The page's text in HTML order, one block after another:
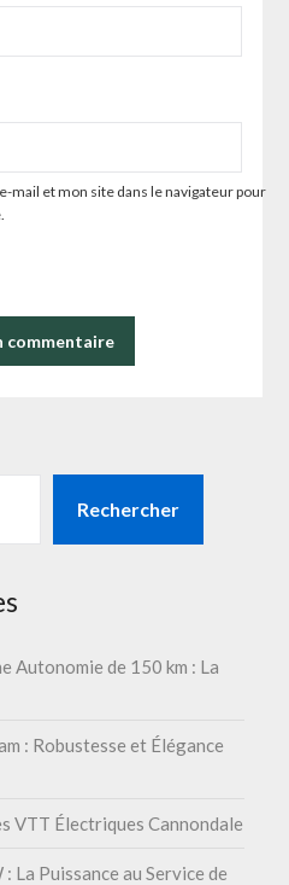
mail et mon site dans le navigateur pour
Rechercher
Autonomie de 150 km : La
: Robustesse et Élégance
VTT Électriques Cannondale
La Puissance au Service de